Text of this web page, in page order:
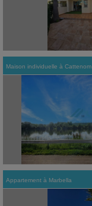
Maison individuelle à Cattenom
Appartement à Marbella